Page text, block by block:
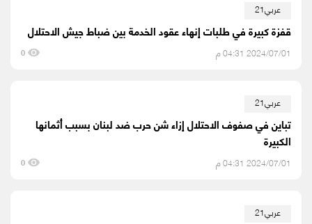
عربي21
قفزة كبيرة في طلبات إنهاء عقود الخدمة بين ضباط جيش الاحتلال
2024/07/01 04:31 م 0
عربي21
تباين في صفوف الاحتلال إزاء شن حرب ضد لبنان بسبب أثمانها
الكبيرة
2024/07/01 04:31 م 0
عربي21